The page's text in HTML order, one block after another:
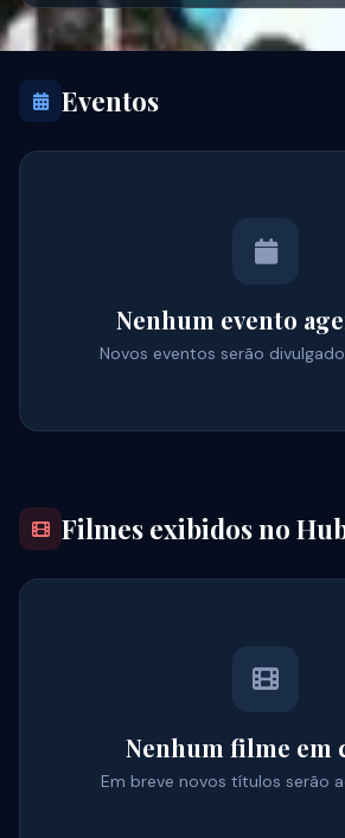
Eventos
Nenhum evento
Novos eventos serão
Filmes exibidos no
Nenhum filme em
Em breve novos títulos serão